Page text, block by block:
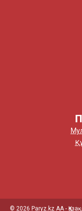
© 2026 Paryz.kz АА -